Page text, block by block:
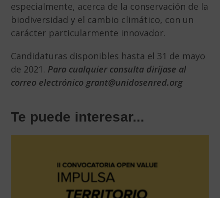
especialmente, acerca de la conservación de la
biodiversidad y el cambio climático, con un
carácter particularmente innovador.
Candidaturas disponibles hasta el 31 de mayo
de 2021. Para cualquier consulta diríjase al
correo electrónico grant@unidosenred.org
Te puede interesar...